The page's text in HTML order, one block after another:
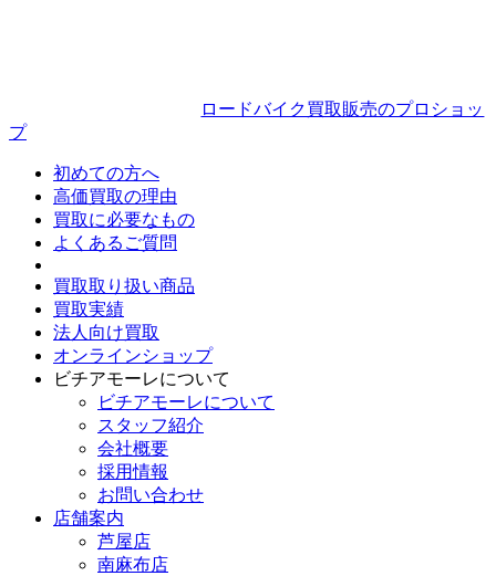
ロードバイク買取販売のプロショッ
プ
初めての方へ
高価買取の理由
買取に必要なもの
よくあるご質問
買取取り扱い商品
買取実績
法人向け買取
オンラインショップ
ビチアモーレについて
ビチアモーレについて
スタッフ紹介
会社概要
採用情報
お問い合わせ
店舗案内
芦屋店
南麻布店